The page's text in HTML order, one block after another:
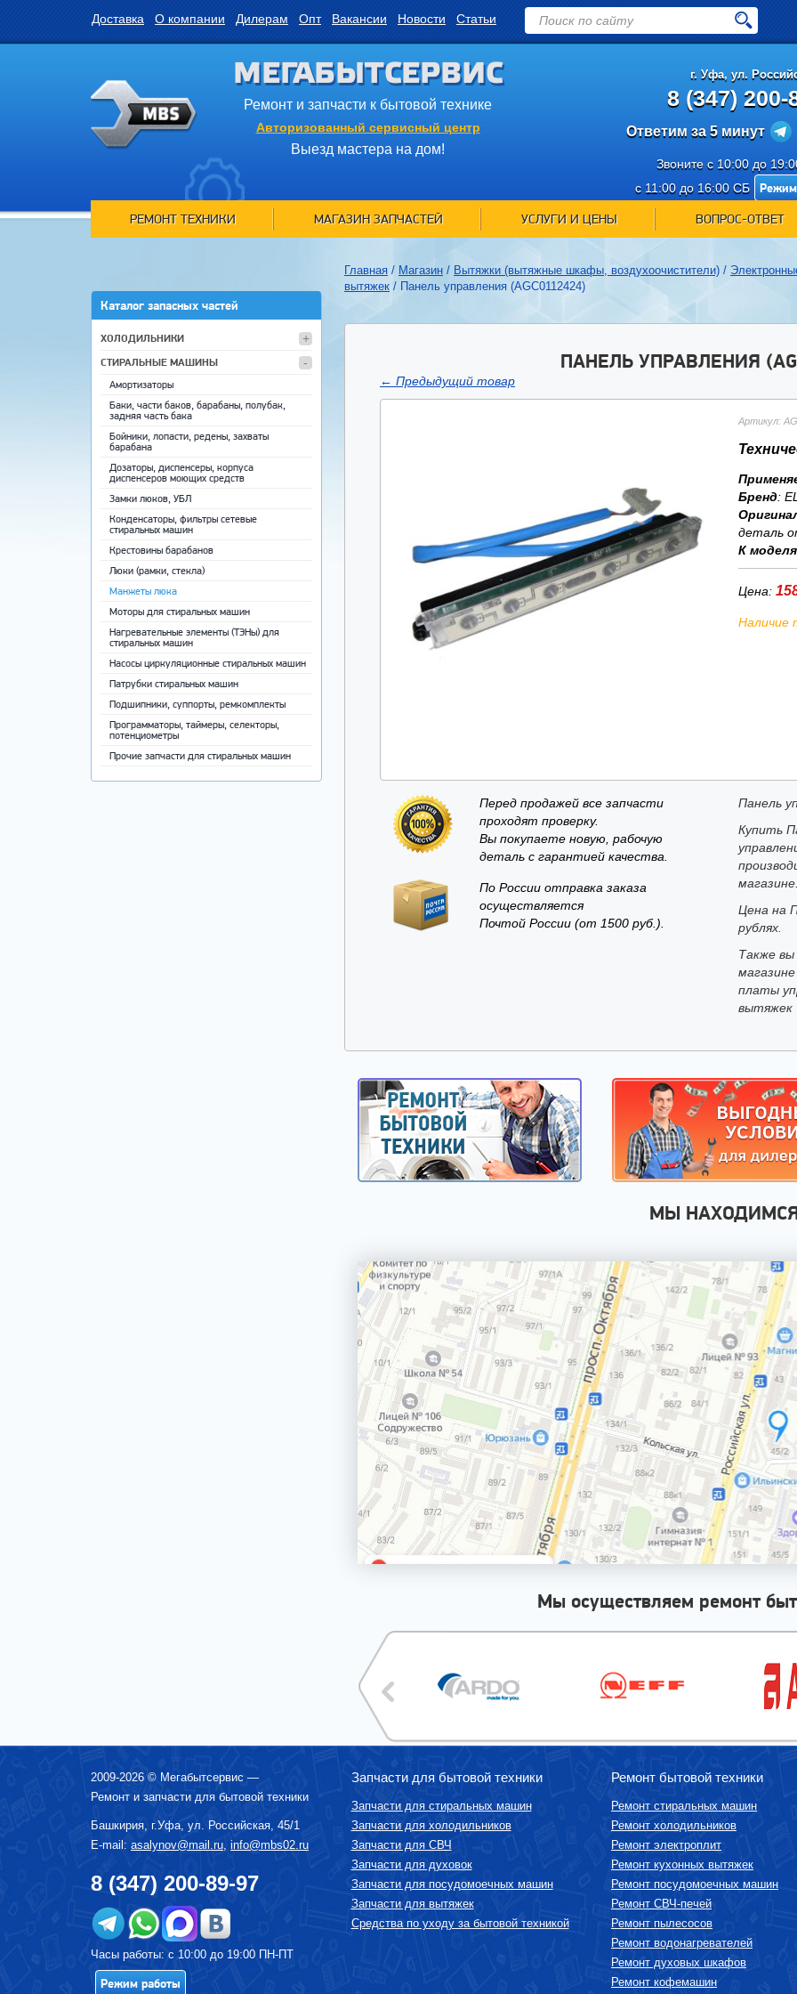
Доставка О компании Дилерам Опт Вакансии Новости Статьи
МЕГАБЫТСЕРВИС
Ремонт и запчасти к бытовой технике
Авторизованный сервисный центр
Выезд мастера на дом!
г. Уфа, ул.
8 (347) 200-
Ответим за 5 минут
Звоните с 10:00 до
с 11:00 до 16:00 СБ
РЕМОНТ ТЕХНИКИ
МАГАЗИН ЗАПЧАСТЕЙ УСЛУГИ И ЦЕНЫ ВОПРОС-ОТВЕТ
Каталог запасных частей
ХОЛОДИЛЬНИКИ
СТИРАЛЬНЫЕ МАШИНЫ
Амортизаторы
Баки, части баков, барабаны, полубак,
задняя часть бака
Бойники, лопасти, редены, захваты
барабана
Дозаторы, диспенсеры, корпуса
диспенсеров моющих средств
Замки люков, УБЛ
Конденсаторы, фильтры сетевые
стиральных машин
Крестовины барабанов
Люки (рамки, стекла)
Манжеты люка
Моторы для стиральных машин
Нагревательные элементы (ТЭНы) для
стиральных машин
Насосы циркуляционные стиральных машин
Патрубки стиральных машин
Подшипники, суппорты, ремкомплекты
Программаторы, таймеры, селекторы,
потенциометры
Прочие запчасти для стиральных машин
СРЕДСТВА ПО УХОДУ ЗА БЫТОВОЙ
ТЕХНИКОЙ
СУШИЛКА ДЛЯ ФРУКТОВ И ОВОЩЕЙ
СУШИЛЬНЫЕ МАШИНЫ
ТОСТЕРЫ
УВЛАЖНИТЕЛИ, ОЧИСТИТЕЛИ ВОЗДУХА
УТЮГИ И ГЛАДИЛЬНЫЕ УСТРОЙСТВА
ФЕНЫ-ЩЕТКИ
ХЛЕБОПЕЧКИ
Главная / Магазин / Вытяжки (вытяжные шкафы, воздухоочистители) /
вытяжек / Панель управления (AGC0112424)
ПАНЕЛЬ УПРАВЛЕНИЯ
← Предыдущий товар
Артикул:
Бренд:
деталь
К
Цена:
Наличие
Перед продажей все запчасти
проходят проверку.
Вы покупаете новую, рабочую
деталь с гарантией качества.
По России отправка заказа
осуществляется
Почтой России (от 1500 руб.).
Панель
Купить
Цена на
рублях.
Также
платы
вытяжек
МЫ
Мы осуществляем ремонт
2009-2026 © Мегабытсервис —
Ремонт и запчасти для бытовой техники
Башкирия, г.Уфа ул. Российская, 45/1
E-mail: asalynov@mail.ru info@mbs02.ru
8 (347) 200-89-97
Часы работы: с 10:00 до 19:00 ПН-ПТ
Режим работы
Запчасти для бытовой техники
Запчасти для стиральных машин
Запчасти для холодильников
Запчасти для СВЧ
Запчасти для духовок
Запчасти для посудомоечных машин
Запчасти для вытяжек
Средства по уходу за бытовой техникой
Ремонт бытовой техники
Ремонт стиральных машин
Ремонт холодильников
Ремонт электроплит
Ремонт кухонных вытяжек
Ремонт посудомоечных машин
Ремонт СВЧ-печей
Ремонт пылесосов
Ремонт водонагревателей
Ремонт духовых шкафов
Ремонт кофемашин